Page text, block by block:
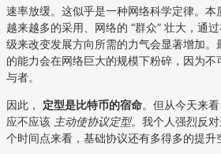
速率放缓。这似乎是一种网络科学定律。
越来越多的采用、网络的 “群众” 壮大，通
级来改变发展方向所需的力气会显著增加
的能力会在网络巨大的规模下粉碎，因为
与者。
因此， 定型是比特币的宿命。但从今天来
应不应该 主动使协议定型。我个人强烈反
个时间点来看，基础协议还有多得多的提升